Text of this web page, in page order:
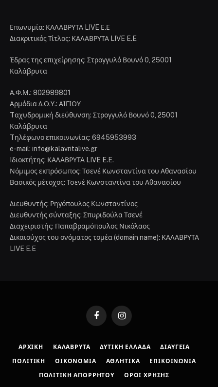
Επωνυμία: ΚΑΛΑΒΡΥΤΑ LIVE Ε.Ε
Διακριτικός Τίτλος: ΚΑΛΑΒΡΥΤΑ LIVE E.E
Έδρας της επιχείρησης: Στρογγυλό Βουνό 0, 25001
Καλάβρυτα
Α.Φ.Μ.: 802989801
Αρμόδια Δ.Ο.Υ.: ΑΙΓΙΟΥ
Tαχυδρομική διεύθυνση: Στρογγυλό Βουνό 0, 25001
Καλάβρυτα
Tηλέφωνο επικοινωνίας: 6945953993
e-mail: info@kalavritalive.gr
Iδιοκτήτης: ΚΑΛΑΒΡΥΤΑ LIVE E.E.
Νόμιμος εκπρόσωπος: Τσενέ Κωνσταντίνα του Αθανασίου
Βασικός μέτοχος: Τσενέ Κωνσταντίνα του Αθανασίου
Διευθυντής: Ρηγόπουλος Κωνσταντίνος
Διευθυντής σύνταξης: Σπυριδούλα Τσενέ
Διαχειριστής: Παπαβραμόπουλος Νικόλαος
Δικαιούχος του ονόματος τομέα (domain name): ΚΑΛΑΒΡΥΤΑ
LIVE E.E
FacebookInstagram
ΑΡΧΙΚΉ ΚΑΛΆΒΡΥΤΑ ΔΥΤΙΚΉ ΕΛΛΆΔΑ ΔΙΑΎΓΕΙΑ
ΠΟΛΙΤΙΚΉ ΟΙΚΟΝΟΜΊΑ ΑΘΛΗΤΙΚΆ ΕΠΙΚΟΙΝΩΝΊΑ
ΠΟΛΙΤΙΚΉ ΑΠΟΡΡΉΤΟΥ ΌΡΟΙ ΧΡΉΣΗΣ